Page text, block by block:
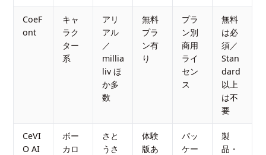
CoeF
ont
キャ
ラク
ター
系
アリ
アル
／
millia
liv ほ
か多
数
無料
プラ
ン有
り
プラ
ン別
商用
ライ
セン
ス
無料
は必
須／
Stan
dard
以上
は不
要
CeVI
O AI
ボー
カロ
さと
うさ
体験
版あ
パッ
ケー
製
品・